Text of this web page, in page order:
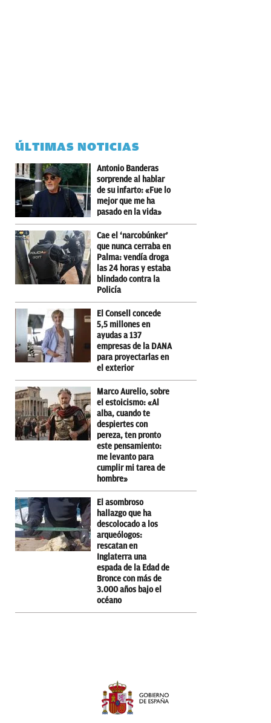
ÚLTIMAS NOTICIAS
Antonio Banderas
sorprende al hablar
de su infarto: «Fue lo
mejor que me ha
pasado en la vida»
Cae el ‘narcobúnker’
que nunca cerraba en
Palma: vendía droga
las 24 horas y estaba
blindado contra la
Policía
El Consell concede
5,5 millones en
ayudas a 137
empresas de la DANA
para proyectarlas en
el exterior
Marco Aurelio, sobre
el estoicismo: «Al
alba, cuando te
despiertes con
pereza, ten pronto
este pensamiento:
me levanto para
cumplir mi tarea de
hombre»
El asombroso
hallazgo que ha
descolocado a los
arqueólogos:
rescatan en
Inglaterra una
espada de la Edad de
Bronce con más de
3.000 años bajo el
océano